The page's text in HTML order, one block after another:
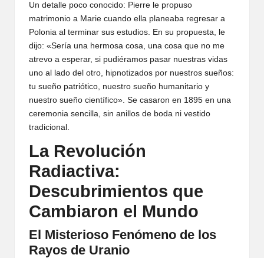
Un detalle poco conocido: Pierre le propuso
matrimonio a Marie cuando ella planeaba regresar a
Polonia al terminar sus estudios. En su propuesta, le
dijo: «Sería una hermosa cosa, una cosa que no me
atrevo a esperar, si pudiéramos pasar nuestras vidas
uno al lado del otro, hipnotizados por nuestros sueños:
tu sueño patriótico, nuestro sueño humanitario y
nuestro sueño científico». Se casaron en 1895 en una
ceremonia sencilla, sin anillos de boda ni vestido
tradicional.
La Revolución
Radiactiva:
Descubrimientos que
Cambiaron el Mundo
El Misterioso Fenómeno de los
Rayos de Uranio